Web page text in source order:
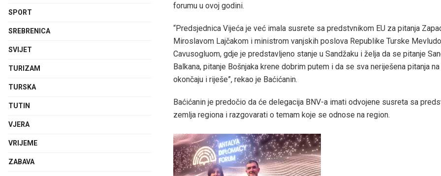
forumu u ovoj godini.
“Predsjednica Vijeća je već imala susrete sa predstvnikom EU za pitanja
Miroslavom Lajčakom i ministrom vanjskih poslova Republike Turske
Cavusogluom, gdje je predstavljeno stanje u Sandžaku i želja da se pitanje
Balkana, pitanje Bošnjaka krene dobrim putem i da se sva neriješena pitanja na
okončaju i riješe”, rekao je Baćićanin.
Baćićanin je predočio da će delegacija BNV-a imati odvojene susreta sa
zemlja regiona i razgovarati o temam koje se odnose na region.
SPORT
SREBRENICA
SVIJET
TURIZAM
TURSKA
TUTIN
VJERA
VRIJEME
ZABAVA